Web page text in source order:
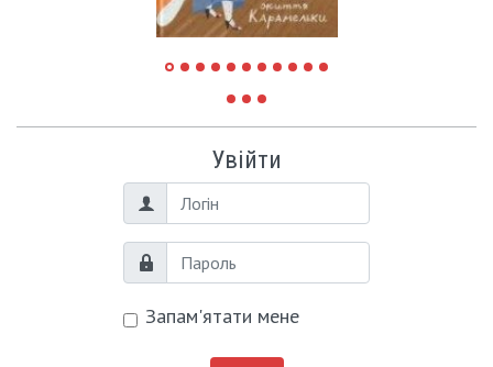
Увійти
Логін
Пароль
Запам'ятати мене